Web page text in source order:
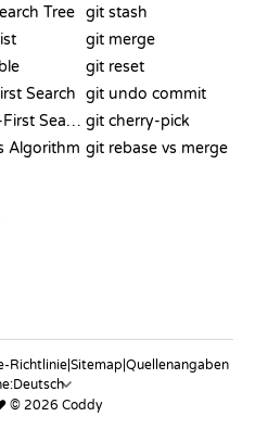
Tree
Search
Breadth-First Search
Algorithm
git stash
git merge
git reset
git undo commit
git cherry-pick
git rebase vs merge
Richtlinie|Sitemap|Quellenangaben
© 2026 Coddy